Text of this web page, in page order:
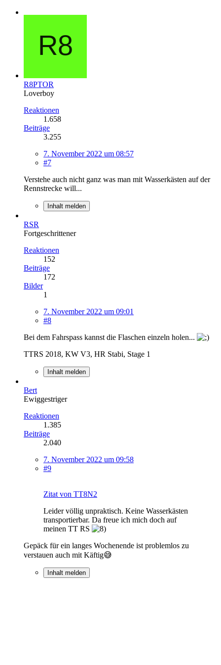
R8PTOR
Loverboy
Reaktionen
1.658
Beiträge
3.255
7. November 2022 um 08:57
#7
Verstehe auch nicht ganz was man mit Wasserkästen auf der
Rennstrecke will...
Inhalt melden
RSR
Fortgeschrittener
Reaktionen
152
Beiträge
172
Bilder
1
7. November 2022 um 09:01
#8
Bei dem Fahrspass kannst die Flaschen einzeln holen...
TTRS 2018, KW V3, HR Stabi, Stage 1
Inhalt melden
Bert
Ewiggestriger
Reaktionen
1.385
Beiträge
2.040
7. November 2022 um 09:58
#9
Zitat von TT8N2
Leider völlig unpraktisch. Keine Wasserkästen
transportierbar. Da freue ich mich doch auf
meinen TT RS
Gepäck für ein langes Wochenende ist problemlos zu
verstauen auch mit Käftig😅
Inhalt melden